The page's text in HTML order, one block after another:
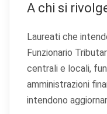
A chi si
Laureati che
Funzionario
centrali e locali,
amministrazioni
intendono